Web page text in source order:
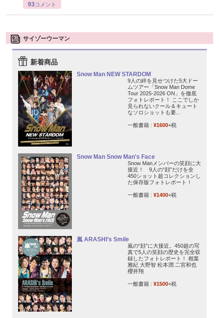
93コメント
サイゾーウーマン
新着商品
Snow Man NEW STARDOM
9人の絆を見せつけた5大ドー
ムツアー「Snow Man Dome
Tour 2025-2026 ON」を徹底
フォトレポート！ ここでしか
見られないクール＆キュート
なソロショットも要...
一般書籍 : ¥1600+税
Snow Man Snow Man's Face
Snow Manメンバーの笑顔に大
接近！ 9人の“顔”だけを全
450ショット超コレクションし
た保存版フォトレポート！
一般書籍 : ¥1400+税
嵐 ARASHI’s Smile
嵐の“顔”に大接近。450超の写
真で5人の笑顔の歴史を完全収
録したフォトレポート！ 相葉
雅紀 大野智 松本潤 二宮和也
櫻井翔
一般書籍 : ¥1500+税